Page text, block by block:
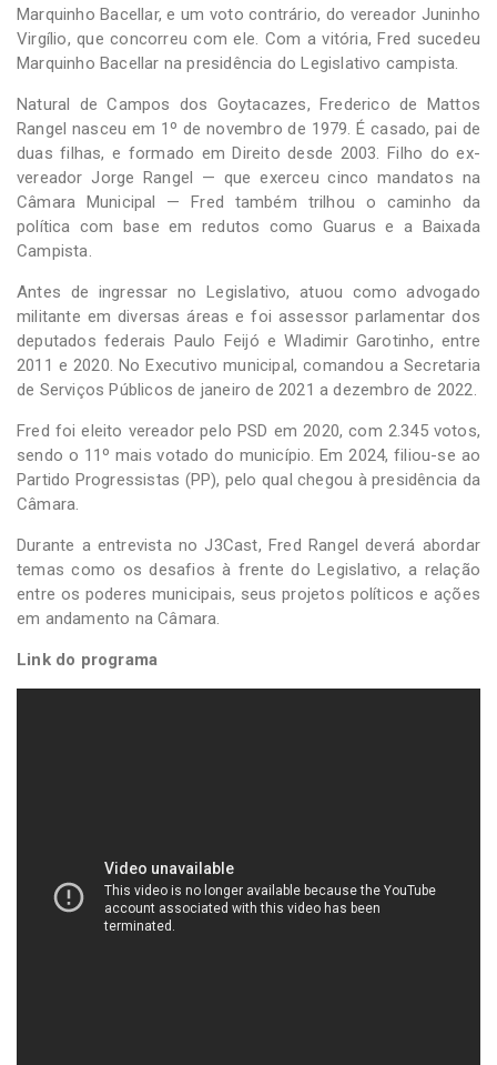
Marquinho Bacellar, e um voto contrário, do vereador Juninho
Virgílio, que concorreu com ele. Com a vitória, Fred sucedeu
Marquinho Bacellar na presidência do Legislativo campista.
Natural de Campos dos Goytacazes, Frederico de Mattos
Rangel nasceu em 1º de novembro de 1979. É casado, pai de
duas filhas, e formado em Direito desde 2003. Filho do ex-
vereador Jorge Rangel — que exerceu cinco mandatos na
Câmara Municipal — Fred também trilhou o caminho da
política com base em redutos como Guarus e a Baixada
Campista.
Antes de ingressar no Legislativo, atuou como advogado
militante em diversas áreas e foi assessor parlamentar dos
deputados federais Paulo Feijó e Wladimir Garotinho, entre
2011 e 2020. No Executivo municipal, comandou a Secretaria
de Serviços Públicos de janeiro de 2021 a dezembro de 2022.
Fred foi eleito vereador pelo PSD em 2020, com 2.345 votos,
sendo o 11º mais votado do município. Em 2024, filiou-se ao
Partido Progressistas (PP), pelo qual chegou à presidência da
Câmara.
Durante a entrevista no J3Cast, Fred Rangel deverá abordar
temas como os desafios à frente do Legislativo, a relação
entre os poderes municipais, seus projetos políticos e ações
em andamento na Câmara.
Link do programa